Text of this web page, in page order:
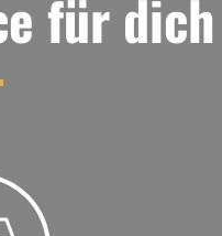
für dich